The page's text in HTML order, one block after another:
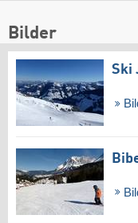
Bilder
Ski